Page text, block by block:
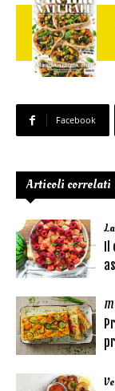
Facebook
Articoli correlati
Il